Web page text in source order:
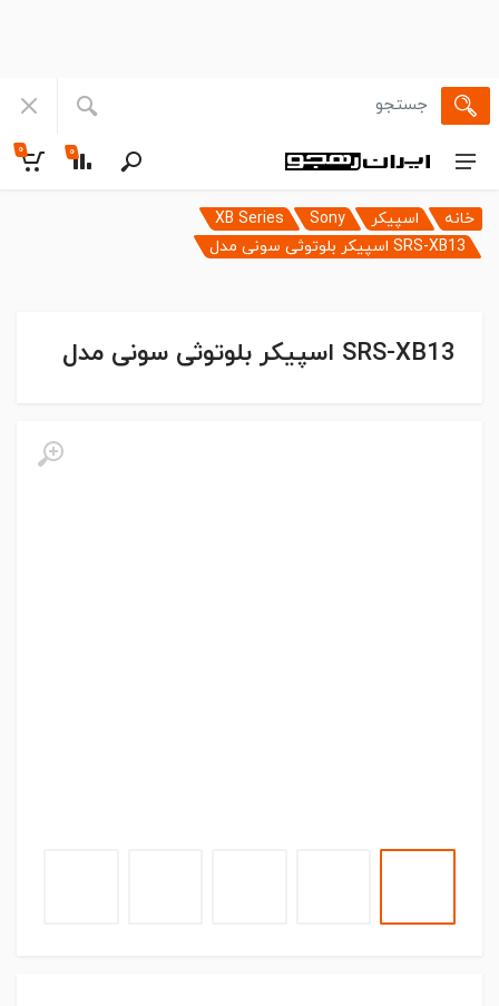
۰ ۰
خانه اسپیکر Sony
XB Series
SRS-XB13 اسپیکر بلوتوثی سونی مدل
SRS-XB13 اسپیکر بلوتوثی سونی مدل